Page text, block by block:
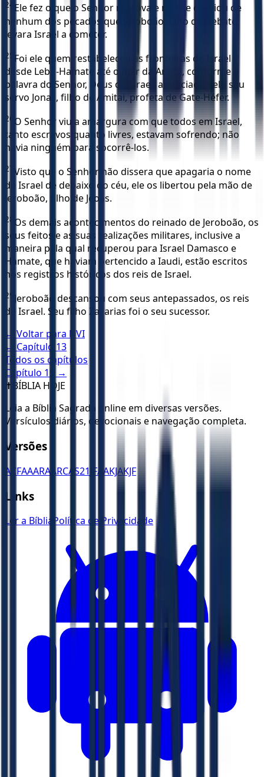
24 Ele fez o que o Senhor reprova e não se desviou de
nenhum dos pecados que Jeroboão, filho de Nebate,
levara Israel a cometer.
25 Foi ele quem restabeleceu as fronteiras de Israel
desde Lebo-Hamate até o mar da Arabá, conforme a
palavra do Senhor, Deus de Israel, anunciada pelo seu
servo Jonas, filho de Amitai, profeta de Gate-Héfer.
26 O Senhor viu a amargura com que todos em Israel,
tanto escravos quanto livres, estavam sofrendo; não
havia ninguém para socorrê-los.
27 Visto que o Senhor não dissera que apagaria o nome
de Israel de debaixo do céu, ele os libertou pela mão de
Jeroboão, filho de Jeoás.
28 Os demais acontecimentos do reinado de Jeroboão, os
seus feitos e as suas realizações militares, inclusive a
maneira pela qual recuperou para Israel Damasco e
Hamate, que haviam pertencido a Iaudi, estão escritos
nos registros históricos dos reis de Israel.
29 Jeroboão descansou com seus antepassados, os reis
de Israel. Seu filho Zacarias foi o seu sucessor.
← Voltar para NVI
← Capítulo 13
Todos os capítulos
Capítulo 15
→
✝️ BÍBLIA HOJE
Leia a Bíblia Sagrada online em diversas versões.
Versículos diários, devocionais e navegação completa.
Versões
ACFAAARA ARCAS21 JFAAKJAKJF
Links
Ler a Bíblia Política de Privacidade